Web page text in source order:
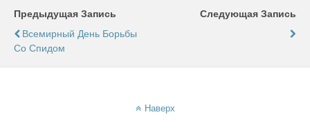
Предыдущая Запись
Всемирный День Борьбы
Со Спидом
Следующая Запись
Наверх